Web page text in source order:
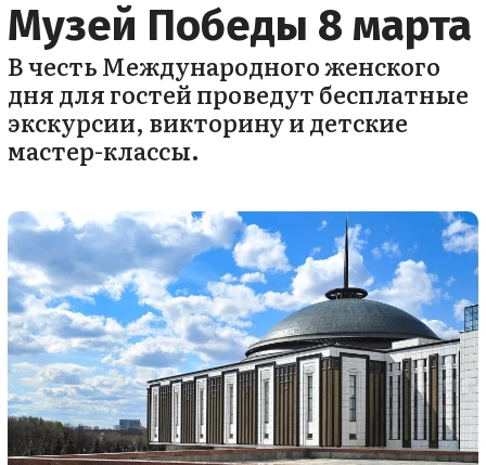
Музей Победы 8 марта
В честь Международного женского
дня для гостей проведут бесплатные
экскурсии, викторину и детские
мастер-классы. ​